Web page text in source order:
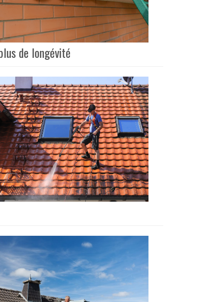
de longévité